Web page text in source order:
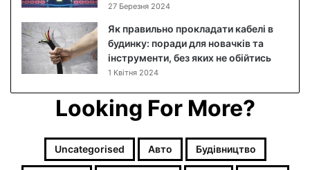
в
и
й
р
е
е
о
27 Березня 2024
Як правильно прокладати кабелі в
будинку: поради для новачків та
інструменти, без яких не обійтись
1 Квітня 2024
Looking For More?
Uncategorised Авто Будівництво